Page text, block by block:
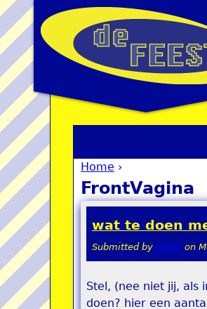
You are here
Home ›
FrontVagina
wat te doen
Submitted by teddy on
Stel, (nee niet jij, als
doen? hier een